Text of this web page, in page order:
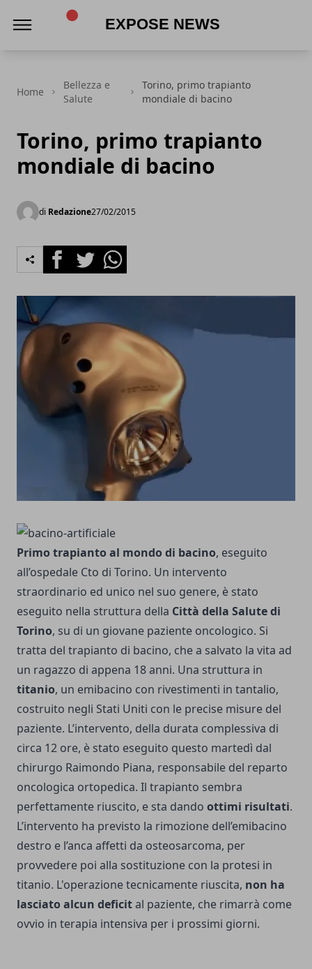
Home
Bellezza e
Salute
Torino, primo trapianto
mondiale di bacino
Torino, primo trapianto
mondiale di bacino
di Redazione27/02/2015
FacebookTwitterWhatsapp
Primo trapianto al mondo di bacino, eseguito
all’ospedale Cto di Torino. Un intervento
straordinario ed unico nel suo genere, è stato
eseguito nella struttura della Città della Salute di
Torino, su di un giovane paziente oncologico. Si
tratta del trapianto di bacino, che a salvato la vita ad
un ragazzo di appena 18 anni. Una struttura in
titanio, un emibacino con rivestimenti in tantalio,
costruito negli Stati Uniti con le precise misure del
paziente. L’intervento, della durata complessiva di
circa 12 ore, è stato eseguito questo martedì dal
chirurgo Raimondo Piana, responsabile del reparto
oncologica ortopedica. Il trapianto sembra
perfettamente riuscito, e sta dando ottimi risultati.
L’intervento ha previsto la rimozione dell’emibacino
destro e l’anca affetti da osteosarcoma, per
provvedere poi alla sostituzione con la protesi in
titanio. L'operazione tecnicamente riuscita, non ha
lasciato alcun deficital paziente, che rimarrà come
ovvio in terapia intensiva per i prossimi giorni.